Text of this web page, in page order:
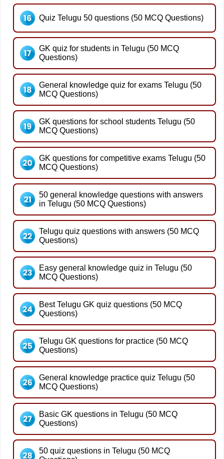
Quiz Telugu 50 questions (50 MCQ Questions)
GK quiz for students in Telugu (50 MCQ
Questions)
General knowledge quiz for exams Telugu (50
MCQ Questions)
GK questions for school students Telugu (50
MCQ Questions)
GK questions for competitive exams Telugu (50
MCQ Questions)
50 general knowledge questions with answers
in Telugu (50 MCQ Questions)
Telugu quiz questions with answers (50 MCQ
Questions)
Easy general knowledge quiz in Telugu (50
MCQ Questions)
Best Telugu GK quiz questions (50 MCQ
Questions)
Telugu GK questions for practice (50 MCQ
Questions)
General knowledge practice quiz Telugu (50
MCQ Questions)
Basic GK questions in Telugu (50 MCQ
Questions)
50 quiz questions in Telugu (50 MCQ